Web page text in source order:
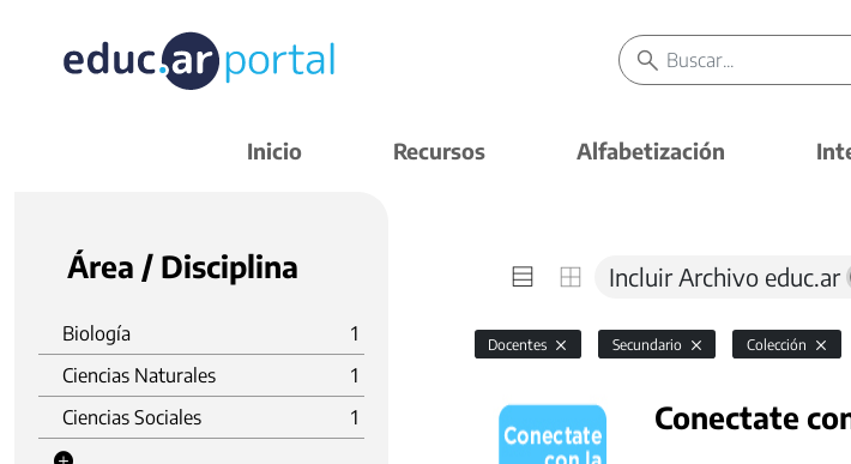
Inicio Recursos Alfabetización
Área / Disciplina
Biología
1
Ciencias Naturales
1
Ciencias Sociales
1
Incluir Archivo educ.ar
Docentes Secundario Colección
Conectate